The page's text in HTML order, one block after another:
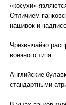
«косухи»
Отличием
нашивок и
Чрезвычайно
военного типа.
Английские
стандартными